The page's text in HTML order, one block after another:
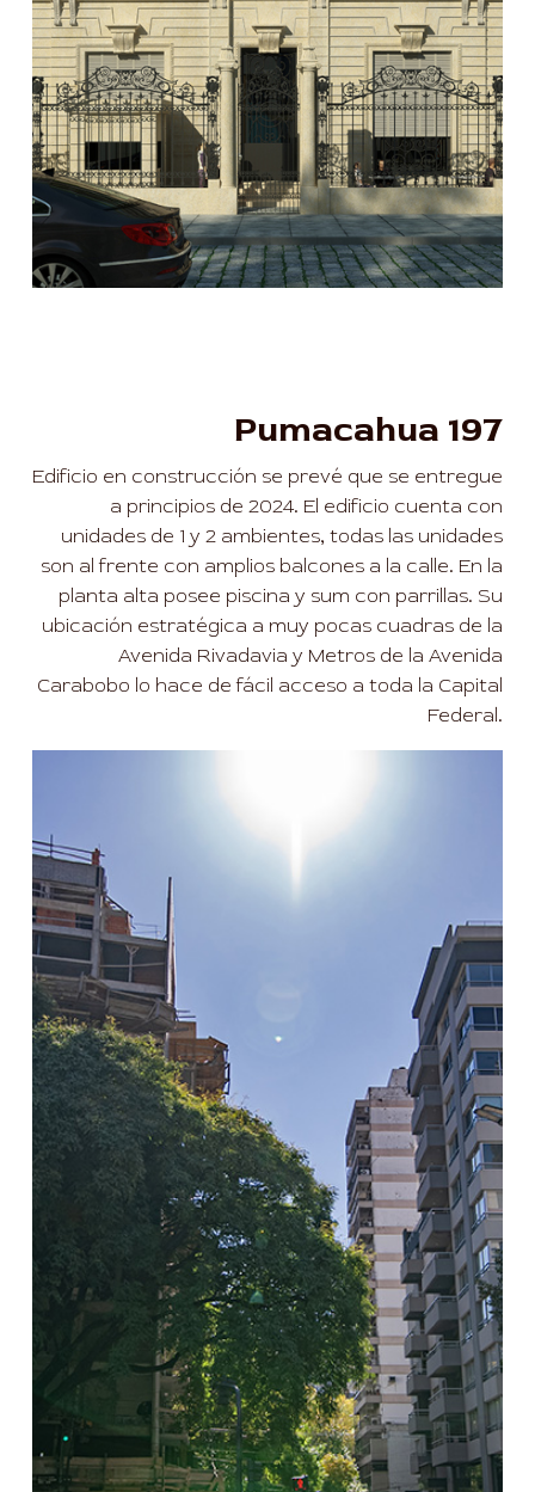
Pumacahua 197
Edificio en construcción se prevé que se entregue
a principios de 2024. El edificio cuenta con
unidades de 1 y 2 ambientes, todas las unidades
son al frente con amplios balcones a la calle. En la
planta alta posee piscina y sum con parrillas. Su
ubicación estratégica a muy pocas cuadras de la
Avenida Rivadavia y Metros de la Avenida
Carabobo lo hace de fácil acceso a toda la Capital
Federal.